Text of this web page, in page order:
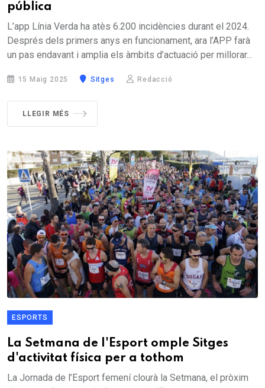
pública
L’app Línia Verda ha atès 6.200 incidències durant el 2024.
Després dels primers anys en funcionament, ara l’APP farà
un pas endavant i amplia els àmbits d’actuació per millorar...
15 Maig 2025 Sitges Redacció
LLEGIR MÉS
ESPORTS
La Setmana de l'Esport omple Sitges
d'activitat física per a tothom
La Jornada de l’Esport femení clourà la Setmana, el pròxim